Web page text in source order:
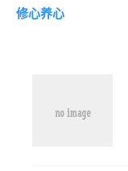
修心养心